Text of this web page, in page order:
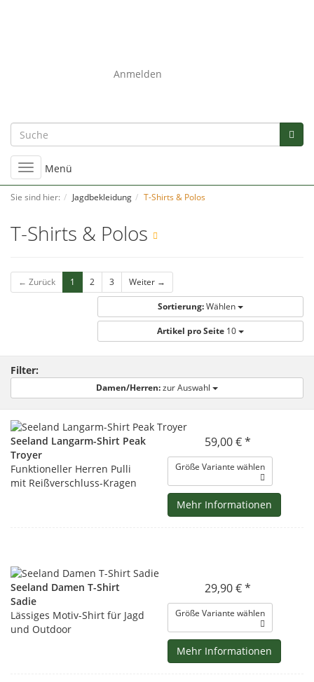
Anmelden
Umschalten
der
Navigation
Menü
Sie sind hier: Jagdbekleidung T-Shirts & Polos
T-Shirts & Polos
← Zurück 1 2 3 Weiter →
Sortierung:Wählen
Artikel pro Seite 10
Filter:
Damen/Herren:zur Auswahl
Seeland Langarm-Shirt Peak
Troyer
Funktioneller Herren Pulli
mit Reißverschluss-Kragen
59,00 € *
Größe Variante wählen
Mehr Informationen
Seeland Damen T-Shirt
Sadie
Lässiges Motiv-Shirt für Jagd
und Outdoor
29,90 € *
Größe Variante wählen
Mehr Informationen